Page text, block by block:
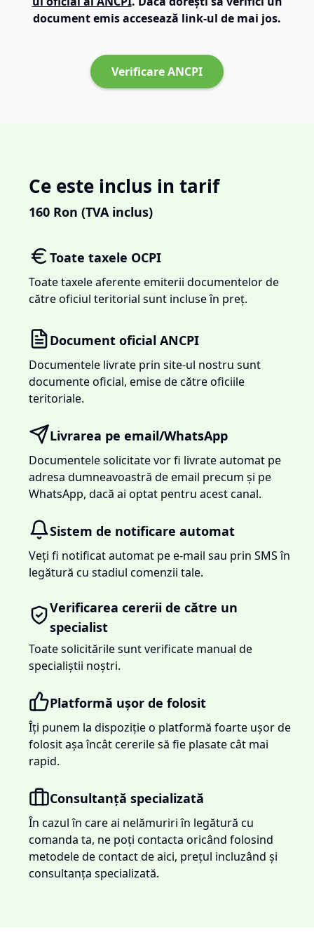
document emis accesează link-ul de mai jos.
Verificare ANCPI
Ce este inclus in tarif
160 Ron (TVA inclus)
Toate taxele OCPI
Toate taxele aferente emiterii documentelor de
către oficiul teritorial sunt incluse în preț.
Document oficial ANCPI
Documentele livrate prin site-ul nostru sunt
documente oficial, emise de către oficiile
teritoriale.
Livrarea pe email/WhatsApp
Documentele solicitate vor fi livrate automat pe
adresa dumneavoastră de email precum și pe
WhatsApp, dacă ai optat pentru acest canal.
Sistem de notificare automat
Veți fi notificat automat pe e-mail sau prin SMS în
legătură cu stadiul comenzii tale.
Verificarea cererii de către un
specialist
Toate solicitările sunt verificate manual de
specialiștii noștri.
Platformă ușor de folosit
Îți punem la dispoziție o platformă foarte ușor de
folosit așa încât cererile să fie plasate cât mai
rapid.
Consultanță specializată
În cazul în care ai nelămuriri în legătură cu
comanda ta, ne poți contacta oricând folosind
metodele de contact de aici, prețul incluzând și
consultanța specializată.